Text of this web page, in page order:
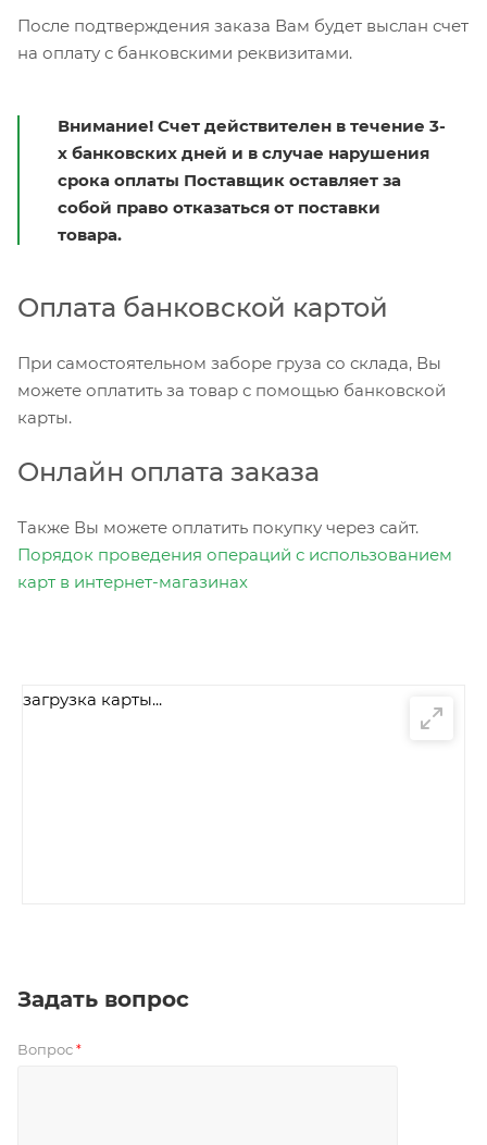
После подтверждения заказа Вам будет выслан счет
на оплату с банковскими реквизитами.
Внимание! Счет действителен в течение 3-
х банковских дней и в случае нарушения
срока оплаты Поставщик оставляет за
собой право отказаться от поставки
товара.
Оплата банковской картой
При самостоятельном заборе груза со склада, Вы
можете оплатить за товар с помощью банковской
карты.
Онлайн оплата заказа
Также Вы можете оплатить покупку через сайт.
Порядок проведения операций с использованием
карт в интернет-магазинах
загрузка карты...
Задать вопрос
Вопрос *